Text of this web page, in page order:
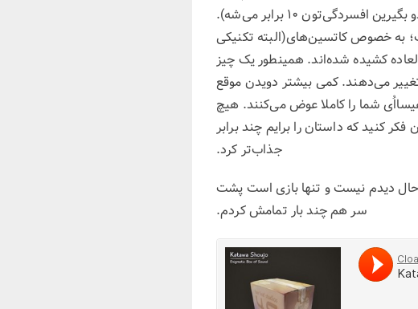
به خوبی و خوشی تمام می‌کند(البته اگه پایان خوبشو بگیرین، اگه یکی از ۸ اندینگ بدو بگیرین افسردگی‌تون ۱۰ برابر می‌شه).
به خصوص کاتسین‌های(البته تکنیکی
کشیده شده‌اند. همینطور یک چیز
تغییر می‌دهند. کمی بیشتر دویدن موقع
شما را کاملا عوض می‌کنند. هیچ
کنید که داستان را برایم چند برابر
جذاب‌تر کرد.
حال دیدم نیست و تنها بازی است پشت
سر هم چند بار تمامش کردم.